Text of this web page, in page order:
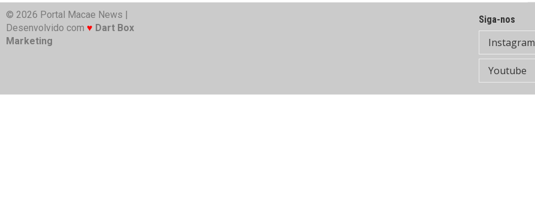
© 2026 Portal Macae News |
Desenvolvido com ♥ Dart Box
Marketing
Siga-nos
Instagram
Youtube